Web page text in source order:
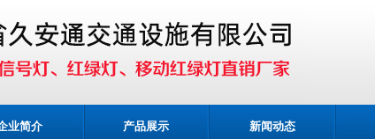
业简介 产品展示 新闻动态